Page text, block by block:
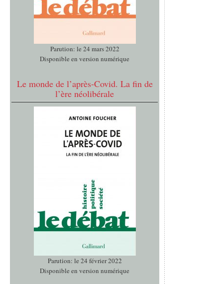
Parution: le 24 mars 2022
Disponible en version numérique
Le monde de l’après-Covid. La fin de
l’ère néolibérale
Parution: le 24 février 2022
Disponible en version numérique